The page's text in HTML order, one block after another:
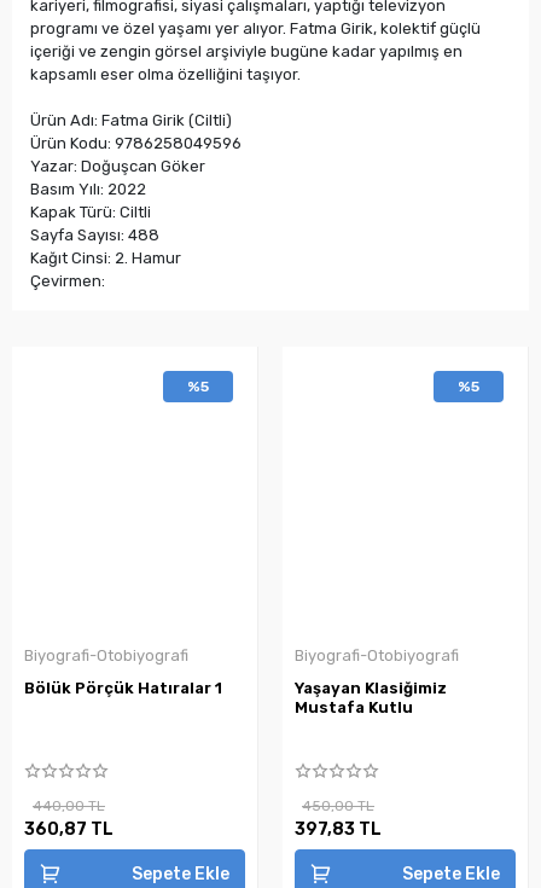
kariyeri, filmografisi, siyasi çalışmaları, yaptığı televizyon
programı ve özel yaşamı yer alıyor. Fatma Girik, kolektif güçlü
içeriği ve zengin görsel arşiviyle bugüne kadar yapılmış en
kapsamlı eser olma özelliğini taşıyor.
Ürün Adı: Fatma Girik (Ciltli)
Ürün Kodu: 9786258049596
Yazar: Doğuşcan Göker
Basım Yılı: 2022
Kapak Türü: Ciltli
Sayfa Sayısı: 488
Kağıt Cinsi: 2. Hamur
Çevirmen:
%5
Biyografi-Otobiyografi
Bölük Pörçük Hatıralar 1
440,00 TL
360,87 TL
Sepete Ekle
%5
Biyografi-Otobiyografi
Yaşayan Klasiğimiz
Mustafa Kutlu
450,00 TL
397,83 TL
Sepete Ekle